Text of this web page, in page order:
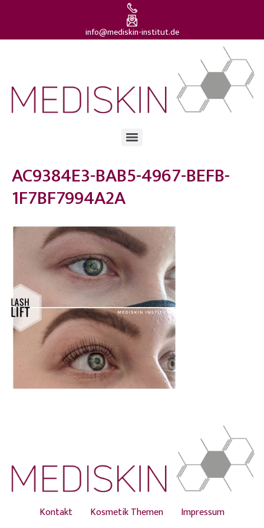
info@mediskin-institut.de
AC9384E3-BAB5-4967-BEFB-
1F7BF7994A2A
Kontakt Kosmetik Themen
Impressum